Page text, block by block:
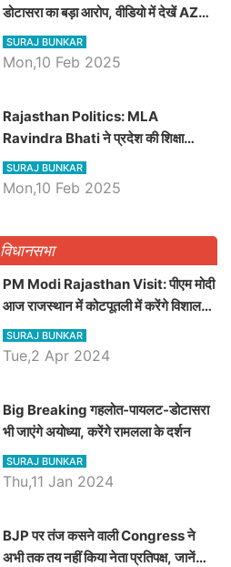
डोटासरा का बड़ा आरोप, वीडियो में देखें AZ
बड़ी खबरें
SURAJ BUNKAR
Mon,10 Feb 2025
Rajasthan Politics: MLA
Ravindra Bhati ने प्रदेश की शिक्षा
व्यवस्था पर उठाए सवाल, Madan
Dilawar पर हमला करते हुए गिनवाये खाली
SURAJ BUNKAR
Mon,10 Feb 2025
विधानसभा
PM Modi Rajasthan Visit: पीएम मोदी
आज राजस्थान में कोटपूतली में करेंगे विशाल
रैली, एक सभा से 8 सीटों पर साधेगें निशाना
SURAJ BUNKAR
Tue,2 Apr 2024
Big Breaking गहलोत-पायलट-डोटासरा
भी जाएंगे अयोध्या, करेंगे रामलला के दर्शन
SURAJ BUNKAR
Thu,11 Jan 2024
BJP पर तंज कसने वाली Congress ने
अभी तक तय नहीं किया नेता प्रतिपक्ष, जानें